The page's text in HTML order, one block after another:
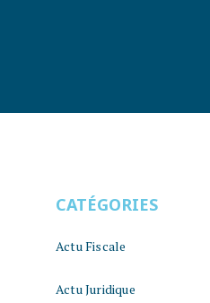
CATÉGORIES
Actu Fiscale
Actu Juridique